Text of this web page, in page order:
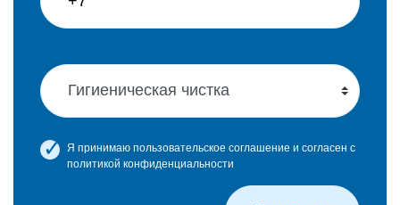
Я принимаю пользовательское соглашение и согласен с
политикой конфиденциальности